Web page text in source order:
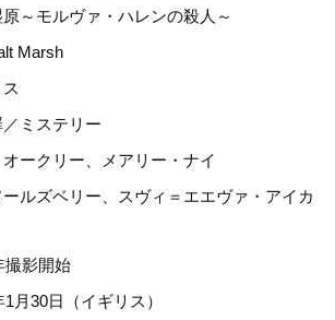
～モルヴァ・ハレンの殺人～
Marsh
ミステリー
ークリー、メアリー・ナイ
ルズベリー、スヴィ＝エエヴァ・アイカ
撮影開始
月30日（イギリス）